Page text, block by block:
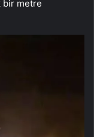
bir metre